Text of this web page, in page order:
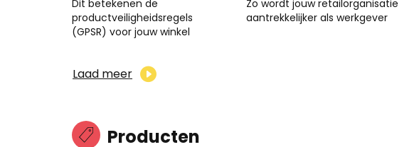
Dit betekenen de
productveiligheidsregels
(GPSR) voor jouw winkel
Zo wordt jouw retailorganisatie
aantrekkelijker als werkgever
Laad meer
Producten